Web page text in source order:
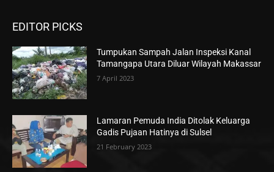
EDITOR PICKS
Tumpukan Sampah Jalan Inspeksi Kanal
Tamangapa Utara Diluar Wilayah Makassar
7 April 2023
Lamaran Pemuda India Ditolak Keluarga
Gadis Pujaan Hatinya di Sulsel
21 February 2023